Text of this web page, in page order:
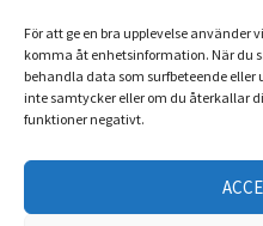
För att ge en bra upplevelse använder
komma åt enhetsinformation. När du
behandla data som surfbeteende eller
inte samtycker eller om du återkallar
funktioner negativt.
ARKIV